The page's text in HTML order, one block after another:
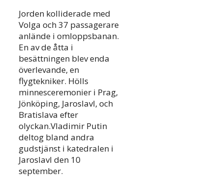
Jorden kolliderade med
Volga och 37 passagerare
anlände i omloppsbanan.
En av de åtta i
besättningen blev enda
överlevande, en
flygtekniker. Hölls
minnesceremonier i Prag,
Jönköping, Jaroslavl, och
Bratislava efter
olyckan.Vladimir Putin
deltog bland andra
gudstjänst i katedralen i
Jaroslavl den 10
september.